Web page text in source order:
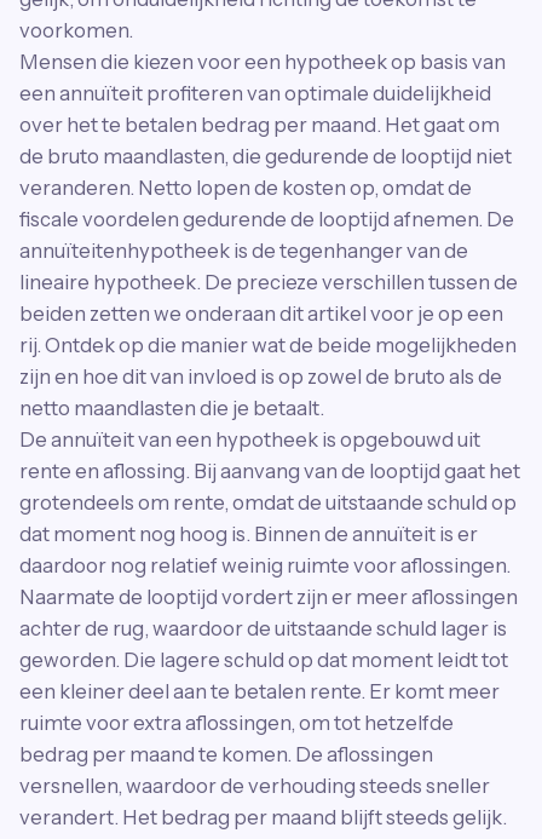
voorkomen.
Mensen die kiezen voor een hypotheek op basis van
een annuïteit profiteren van optimale duidelijkheid
over het te betalen bedrag per maand. Het gaat om
de bruto maandlasten, die gedurende de looptijd niet
veranderen. Netto lopen de kosten op, omdat de
fiscale voordelen gedurende de looptijd afnemen. De
annuïteitenhypotheek is de tegenhanger van de
lineaire hypotheek. De precieze verschillen tussen de
beiden zetten we onderaan dit artikel voor je op een
rij. Ontdek op die manier wat de beide mogelijkheden
zijn en hoe dit van invloed is op zowel de bruto als de
netto maandlasten die je betaalt.
De annuïteit van een hypotheek is opgebouwd uit
rente en aflossing. Bij aanvang van de looptijd gaat het
grotendeels om rente, omdat de uitstaande schuld op
dat moment nog hoog is. Binnen de annuïteit is er
daardoor nog relatief weinig ruimte voor aflossingen.
Naarmate de looptijd vordert zijn er meer aflossingen
achter de rug, waardoor de uitstaande schuld lager is
geworden. Die lagere schuld op dat moment leidt tot
een kleiner deel aan te betalen rente. Er komt meer
ruimte voor extra aflossingen, om tot hetzelfde
bedrag per maand te komen. De aflossingen
versnellen, waardoor de verhouding steeds sneller
verandert. Het bedrag per maand blijft steeds gelijk.